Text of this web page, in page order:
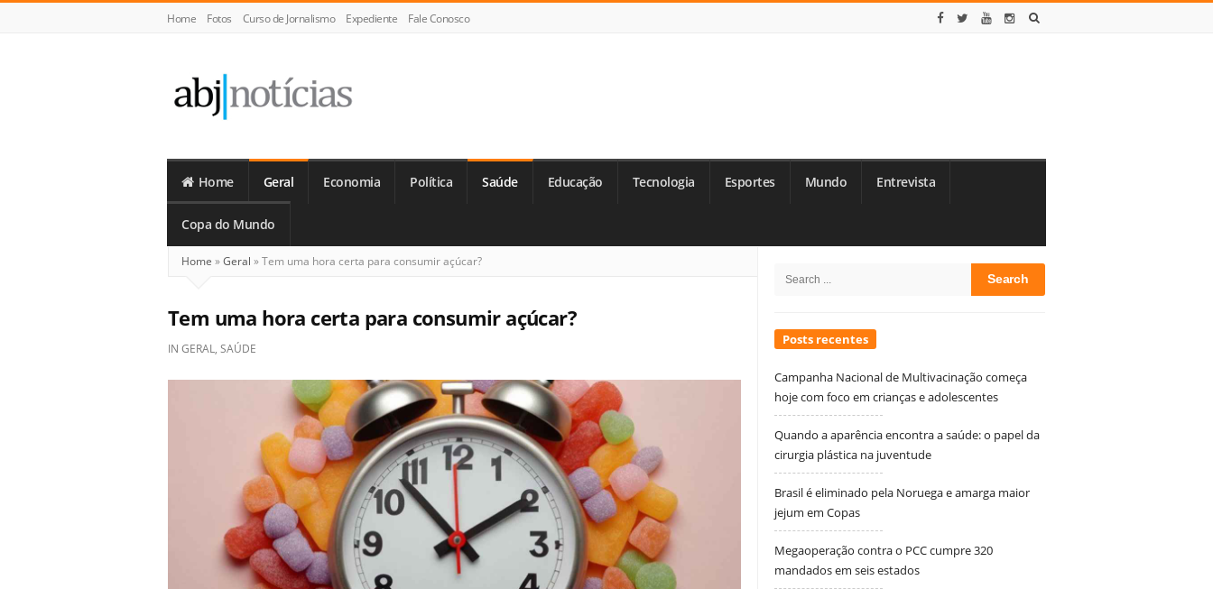
Home Fotos Curso de Jornalismo Expediente Fale Conosco
Notícias
Home Geral Economia Política Saúde Educação Tecnologia Esportes Mundo Entrevista
Copa do Mundo
Home »Geral »Tem uma hora certa para consumir açúcar?
Tem uma hora certa para consumir açúcar?
IN GERAL, SAÚDE
Sidebar
Search
Posts recentes
Campanha Nacional de Multivacinação começa
hoje com foco em crianças e adolescentes
Quando a aparência encontra a saúde: o papel da
cirurgia plástica na juventude
Brasil é eliminado pela Noruega e amarga maior
jejum em Copas
Megaoperação contra o PCC cumpre 320
mandados em seis estados